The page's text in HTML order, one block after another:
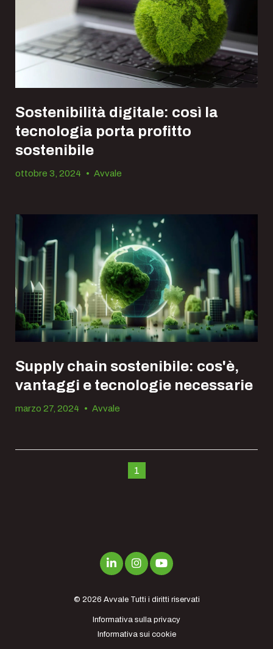
Sostenibilità digitale: così la
tecnologia porta profitto
sostenibile
ottobre 3, 2024 • Avvale
Supply chain sostenibile: cos'è,
vantaggi e tecnologie necessarie
marzo 27, 2024 • Avvale
1
© 2026 AvvaleTutti i diritti riservati
Informativa sulla privacy
Informativa sui cookie